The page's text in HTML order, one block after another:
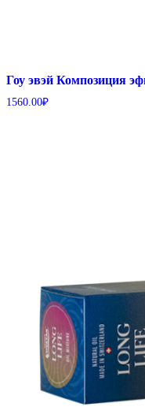
Гоу эвэй Композиция
1560.00₽